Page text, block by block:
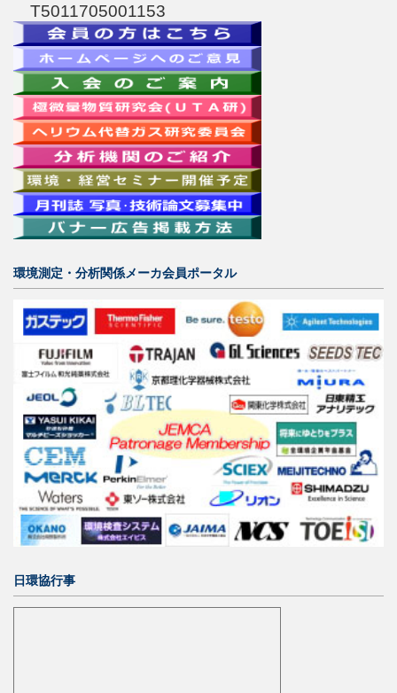
T5011705001153
環境測定・分析関係メーカ会員ポータル
日環協行事